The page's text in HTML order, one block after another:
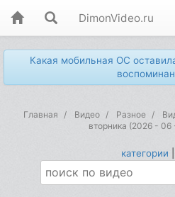
DimonVideo.ru
Какая мобильная ОС
Главная Видео Разное
вторника (2026 -
категории